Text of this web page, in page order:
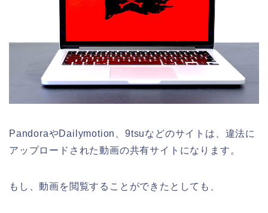
PandoraやDailymotion、9tsuなどのサイトは、違法に
アップロードされた動画の共有サイトになります。
もし、動画を閲覧することができたとしても、